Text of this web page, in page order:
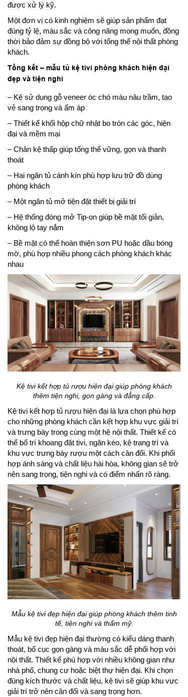
được xử lý kỹ.
Một đơn vị có kinh nghiệm sẽ giúp sản phẩm đạt
đúng tỷ lệ, màu sắc và công năng mong muốn, đồng
thời bảo đảm sự đồng bộ với tổng thể nội thất phòng
khách.
Tổng kết – mẫu tủ kệ tivi phòng khách hiện đại
đẹp và tiện nghi
– Kệ sử dụng gỗ veneer óc chó màu nâu trầm, tạo
vẻ sang trọng và ấm áp
– Thiết kế khối hộp chữ nhật bo tròn các góc, hiện
đại và mềm mại
– Chân kệ thấp giúp tổng thể vững, gọn và thanh
thoát
– Hai ngăn tủ cánh kín phù hợp lưu trữ đồ dùng
phòng khách
– Một ngăn tủ mở tiện đặt thiết bị giải trí
– Hệ thống đóng mở Tip-on giúp bề mặt tối giản,
không lộ tay nắm
– Bề mặt có thể hoàn thiện sơn PU hoặc dầu bóng
mờ, phù hợp nhiều phong cách phòng khách khác
nhau
Kệ tivi kết hợp tủ rượu hiện đại giúp phòng khách
thêm tiện nghi, gọn gàng và đẳng cấp.
Kệ tivi kết hợp tủ rượu hiện đại là lựa chọn phù hợp
cho những phòng khách cần kết hợp khu vực giải trí
và trưng bày trong cùng một hệ nội thất. Thiết kế có
thể bố trí khoang đặt tivi, ngăn kéo, kệ trang trí và
khu vực trưng bày rượu một cách cân đối. Khi phối
hợp ánh sáng và chất liệu hài hòa, không gian sẽ trở
nên sang trọng, tiện nghi và có điểm nhấn rõ ràng.
Mẫu kệ tivi đẹp hiện đại giúp phòng khách thêm tinh
tế, tiện nghi và thẩm mỹ.
Mẫu kệ tivi đẹp hiện đại thường có kiểu dáng thanh
thoát, bố cục gọn gàng và màu sắc dễ phối hợp với
nội thất. Thiết kế phù hợp với nhiều không gian như
nhà phố, chung cư hoặc biệt thự hiện đại. Khi chọn
đúng kích thước và chất liệu, kệ tivi sẽ giúp khu vực
giải trí trở nên cân đối và sang trọng hơn.